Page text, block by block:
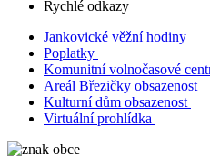
Rychlé odkazy
Jankovické věžní hodiny
Poplatky
Komunitní volnočasové
Areál Březičky obsazenost
Kulturní dům obsazenost
Virtuální prohlídka